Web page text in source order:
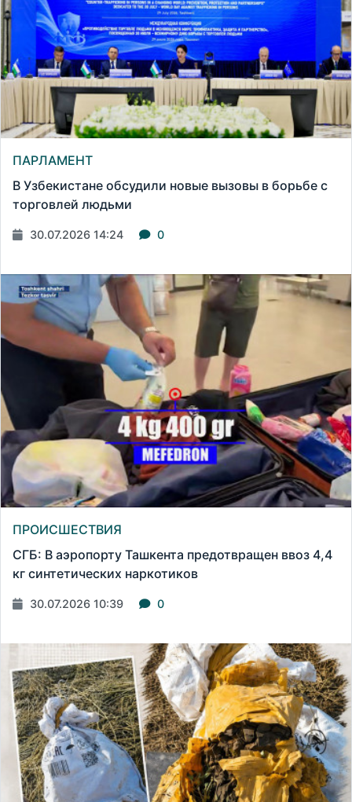
ПАРЛАМЕНТ
В Узбекистане обсудили новые вызовы в борьбе с
торговлей людьми
30.07.2026 14:24 0
ПРОИСШЕСТВИЯ
СГБ: В аэропорту Ташкента предотвращен ввоз 4,4
кг синтетических наркотиков
30.07.2026 10:39 0